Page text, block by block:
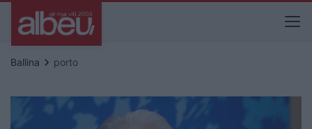
Ballina keyboard_arrow_right porto